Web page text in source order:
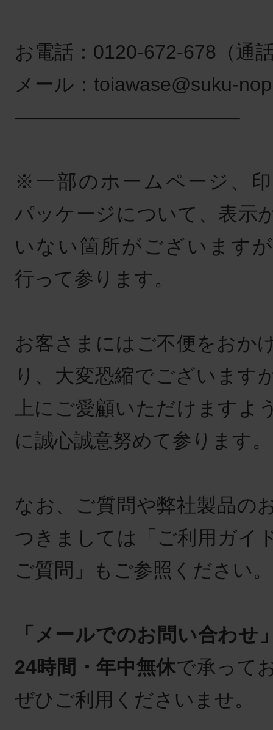
お電話：0120-672-678（通
メール：toiawase@suku-
———————————–
※一部のホームページ、
パッケージについて、表示
いない箇所がございます
行って参ります。
お客さまにはご不便をおか
り、大変恐縮でございます
上にご愛顧いただけますよ
に誠心誠意努めて参ります。
なお、ご質問や弊社製品の
つきましては「ご利用ガイ
ご質問」もご参照ください。
「メールでのお問い合わせ
24時間・年中無休で承って
ぜひご利用くださいませ。